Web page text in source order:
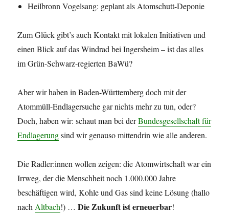
Heilbronn Vogelsang: geplant als Atomschutt-Deponie
Zum Glück gibt’s auch Kontakt mit lokalen Initiativen und
einen Blick auf das Windrad bei Ingersheim – ist das alles
im Grün-Schwarz-regierten BaWü?
Aber wir haben in Baden-Württemberg doch mit der
Atommüll-Endlagersuche gar nichts mehr zu tun, oder?
Doch, haben wir: schaut man bei derBundesgesellschaft für
Endlagerungsind wir genauso mittendrin wie alle anderen.
Die Radler:innen wollen zeigen: die Atomwirtschaft war ein
Irrweg, der die Menschheit noch 1.000.000 Jahre
beschäftigen wird, Kohle und Gas sind keine Lösung (hallo
nach Altbach!) …Die Zukunft ist erneuerbar!